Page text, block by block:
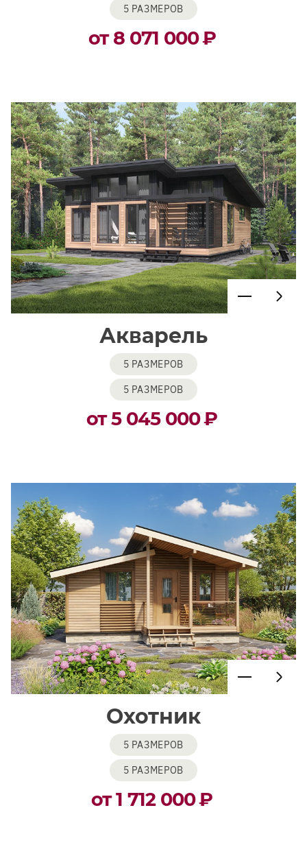
5 РАЗМЕРОВ
от 8 071 000₽
Акварель
5 РАЗМЕРОВ
5 РАЗМЕРОВ
от 5 045 000₽
Охотник
5 РАЗМЕРОВ
5 РАЗМЕРОВ
от 1 712 000₽